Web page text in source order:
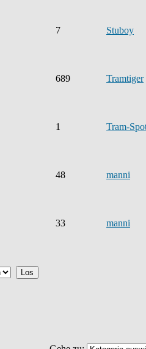
7 Stuboy
689 Tramtiger
1 Tram-
48 manni
33 manni